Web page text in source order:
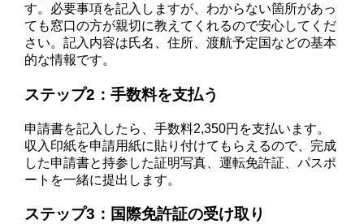
す。必要事項を記入しますが、わからない箇所があっ
ても窓口の方が親切に教えてくれるので安心してくだ
さい。記入内容は氏名、住所、渡航予定国などの基本
的な情報です。
ステップ2：手数料を支払う
申請書を記入したら、手数料2,350円を支払います。
収入印紙を申請用紙に貼り付けてもらえるので、完成
した申請書と持参した証明写真、運転免許証、パスポ
ートを一緒に提出します。
ステップ3：国際免許証の受け取り